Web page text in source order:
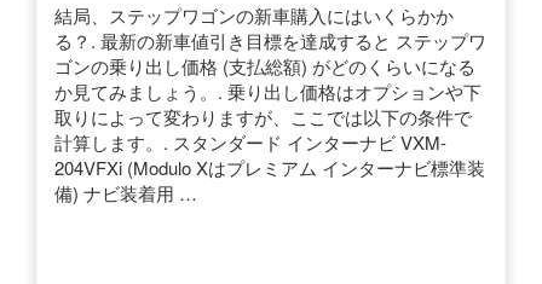
結局、ステップワゴンの新車購入にはいくらかか
る？. 最新の新車値引き目標を達成すると ステップワ
ゴンの乗り出し価格 (支払総額) がどのくらいになる
か見てみましょう。. 乗り出し価格はオプションや下
取りによって変わりますが、ここでは以下の条件で
計算します。. スタンダード インターナビ VXM-
204VFXi (Modulo Xはプレミアム インターナビ標準装
備) ナビ装着用 …